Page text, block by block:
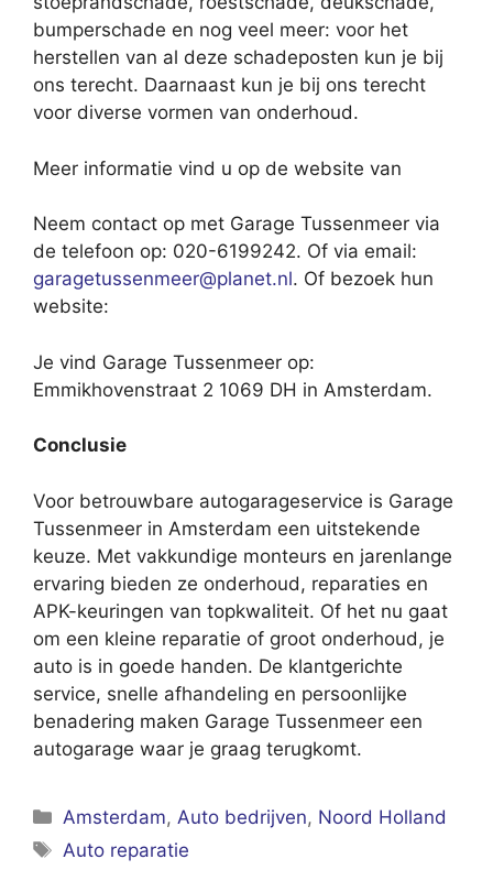
bumperschade en nog veel meer: voor het
herstellen van al deze schadeposten kun je bij
ons terecht. Daarnaast kun je bij ons terecht
voor diverse vormen van onderhoud.
Meer informatie vind u op de website van
Neem contact op met Garage Tussenmeer via
de telefoon op: 020-6199242. Of via email:
garagetussenmeer@planet.nl. Of bezoek hun
website:
Je vind Garage Tussenmeer op:
Emmikhovenstraat 2 1069 DH in Amsterdam.
Conclusie
Voor betrouwbare autogarageservice is Garage
Tussenmeer in Amsterdam een uitstekende
keuze. Met vakkundige monteurs en jarenlange
ervaring bieden ze onderhoud, reparaties en
APK-keuringen van topkwaliteit. Of het nu gaat
om een kleine reparatie of groot onderhoud, je
auto is in goede handen. De klantgerichte
service, snelle afhandeling en persoonlijke
benadering maken Garage Tussenmeer een
autogarage waar je graag terugkomt.
Categorieën
Amsterdam, Auto bedrijven, Noord Holland
Tags
Auto reparatie